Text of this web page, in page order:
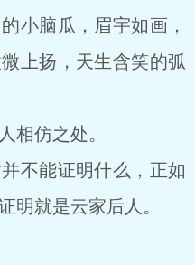
小脑瓜，眉宇如画，
上扬，天生含笑的弧
相仿之处。
不能证明什么，正如
明就是云家后人。